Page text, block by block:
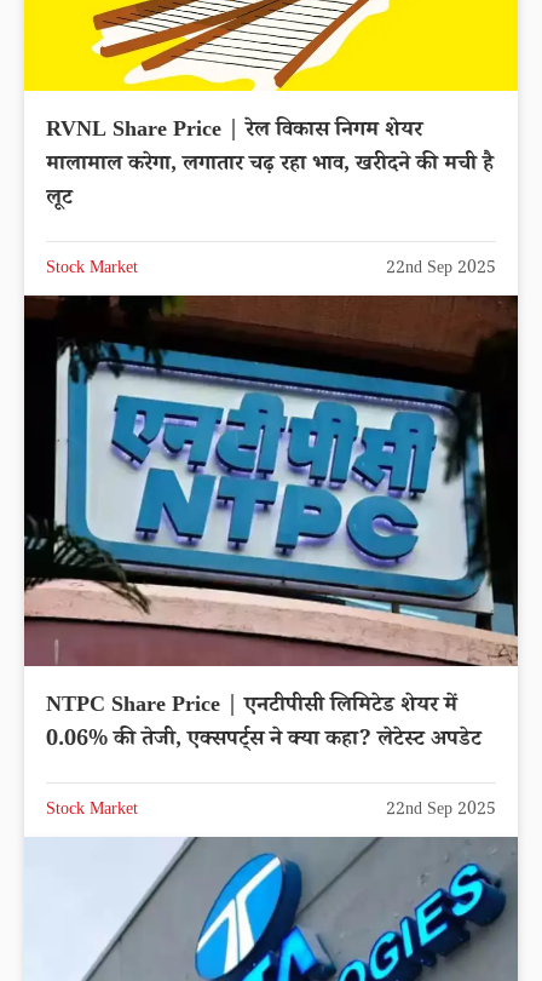
RVNL Share Price | रेल विकास निगम शेयर
मालामाल करेगा, लगातार चढ़ रहा भाव, खरीदने की मची है
लूट
Stock Market 22nd Sep 2025
NTPC Share Price | एनटीपीसी लिमिटेड शेयर में
0.06% की तेजी, एक्सपर्ट्स ने क्या कहा? लेटेस्ट अपडेट
Stock Market 22nd Sep 2025